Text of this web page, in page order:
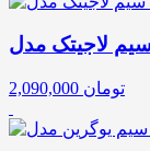
2,090,000 تومان